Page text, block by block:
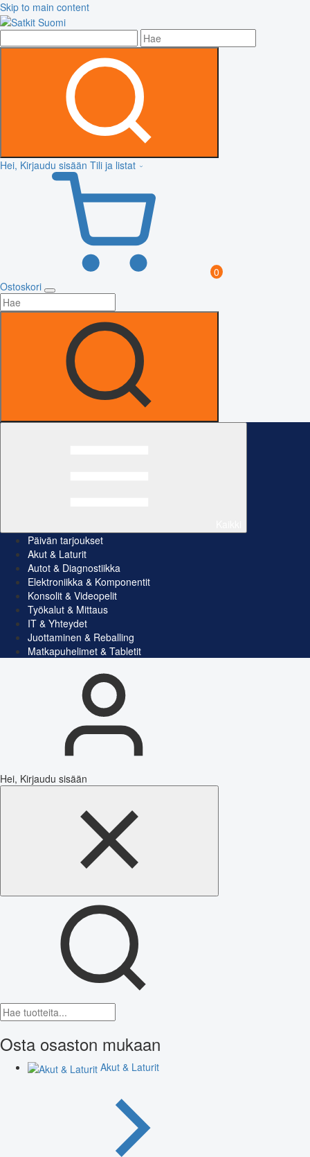
Skip to main content
Hei, Kirjaudu sisään Tili ja listat
0
Ostoskori
Päivän tarjoukset
Akut & Laturit
Autot & Diagnostiikka
Elektroniikka & Komponentit
Konsolit & Videopelit
Työkalut & Mittaus
IT & Yhteydet
Juottaminen & Reballing
Matkapuhelimet & Tabletit
Hei, Kirjaudu sisään
Osta osaston mukaan
Akut & Laturit